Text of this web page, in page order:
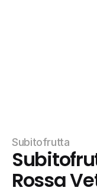
Subitofrutta
Rossa